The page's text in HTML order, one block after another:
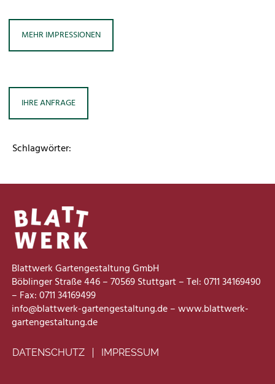
MEHR IMPRESSIONEN
IHRE ANFRAGE
Schlagwörter:
Blattwerk Gartengestaltung GmbH
Böblinger Straße 446 – 70569 Stuttgart – Tel: 0711 34169490
– Fax: 0711 34169499
info@blattwerk-gartengestaltung.de – www.blattwerk-
gartengestaltung.de
DATENSCHUTZ IMPRESSUM